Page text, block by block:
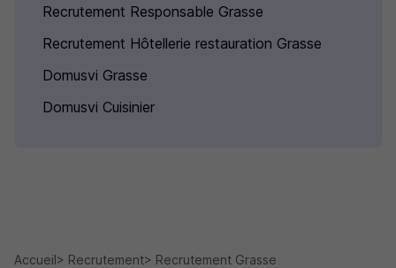
Recrutement Responsable Grasse
Recrutement Hôtellerie restauration Grasse
Domusvi Grasse
Domusvi Cuisinier
Accueil Recrutement
Recrutement Grasse